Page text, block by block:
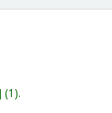
(1).